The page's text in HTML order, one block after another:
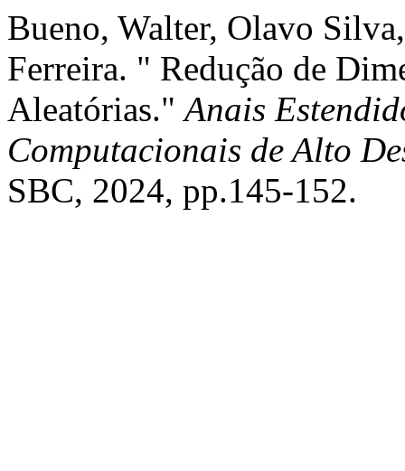
Bueno, Walter, Olavo
Ferreira. " Redução de
Aleatórias."Anais
Computacionais de Alto
SBC, 2024, pp.145-152.